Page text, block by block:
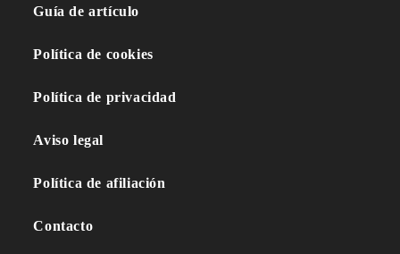
Guía de artículo
Política de cookies
Política de privacidad
Aviso legal
Política de afiliación
Contacto